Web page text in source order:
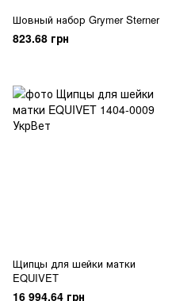
Шовный набор Grymer Sterner
823.68 грн
Щипцы для шейки матки
EQUIVET
16 994.64 грн